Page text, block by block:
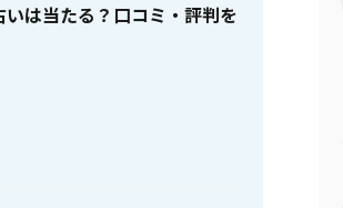
いは当たる？口コミ・評判を